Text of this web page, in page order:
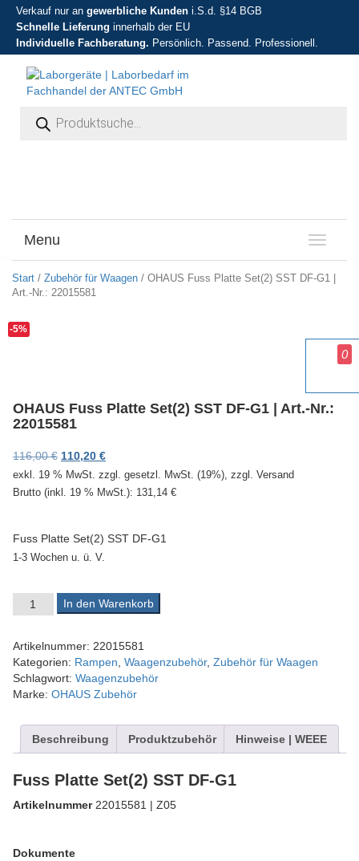
Verkauf nur an gewerbliche Kunden i.S.d. §14 BGB
Schnelle Lieferung innerhalb der EU
Individuelle Fachberatung. Persönlich. Passend. Professionell.
T
o
g
n
g
Menu
Start / Zubehör für Waagen / OHAUS Fuss Platte Set(2) SST DF-G1 |
Art.-Nr.: 22015581
-5%
OHAUS Fuss Platte Set(2) SST DF-G1 | Art.-Nr.:
22015581
116,00€ Ursprünglicher Preis war: 116,00 €
110,20 €Aktueller Preis ist: 110,20 €.
exkl. 19 % MwSt. zzgl. gesetzl. MwSt. (19%), zzgl. Versand
Brutto (inkl. 19 % MwSt.): 131,14 €
Fuss Platte Set(2) SST DF-G1
1-3 Wochen u. ü. V.
OHAUS Fuss Platte Set(2) SST DF-G1 | Art.-Nr.: 22015581 Menge
In den Warenkorb
Artikelnummer: 22015581
Kategorien: Rampen Waagenzubehör, Zubehör für Waagen
Schlagwort: Waagenzubehör
Marke: OHAUS Zubehör
Beschreibung Produktzubehör Hinweise | WEEE
Fuss Platte Set(2) SST DF-G1
Artikelnummer22015581 | Z05
Dokumente
0